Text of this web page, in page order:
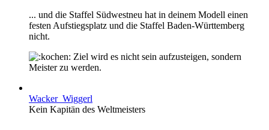
... und die Staffel Südwestneu hat in deinem Modell einen
festen Aufstiegsplatz und die Staffel Baden-Württemberg
nicht.
Ziel wird es nicht sein aufzusteigen, sondern
Meister zu werden.
Wacker_Wiggerl
Kein Kapitän des Weltmeisters